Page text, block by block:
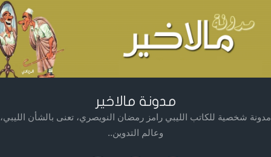
مدونة مالاخير
مدونة شخصية للكاتب الليبي رامز رمضان النويصري، تعنى بالشأن الليبي،
وعالم التدوين..